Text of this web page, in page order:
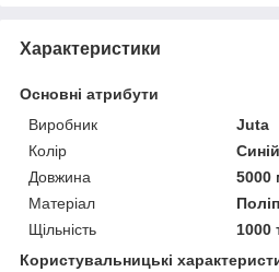
Характеристики
Основні атрибути
Виробник
Juta
Колір
Синій
Довжина
5000
Матеріал
Щільність
1000
Користувальницькі